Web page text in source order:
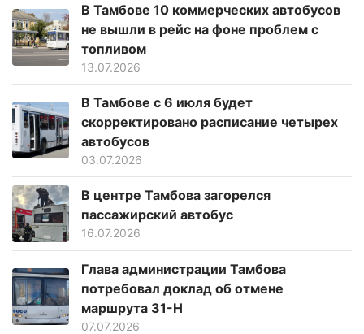
В Тамбове 10 коммерческих автобусов
не вышли в рейс на фоне проблем с
топливом
13.07.2026
В Тамбове с 6 июля будет
скорректировано расписание четырех
автобусов
03.07.2026
В центре Тамбова загорелся
пассажирский автобус
16.07.2026
Глава администрации Тамбова
потребовал доклад об отмене
маршрута 31-Н
07.07.2026